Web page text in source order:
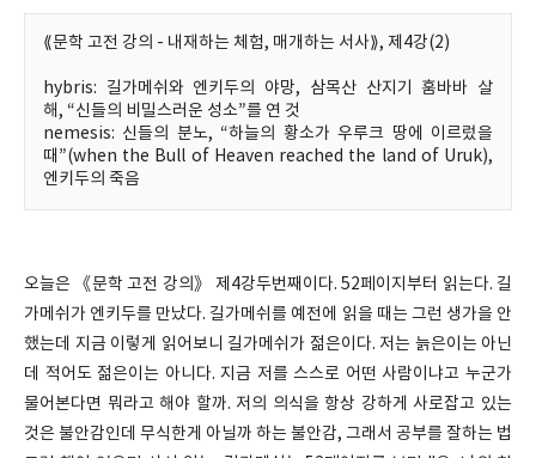
⟪문학 고전 강의 - 내재하는 체험, 매개하는 서사⟫, 제4강(2)
hybris: 길가메쉬와 엔키두의 야망, 삼목산 산지기 훔바바 살
해, “신들의 비밀스러운 성소”를 연 것
nemesis: 신들의 분노, “하늘의 황소가 우루크 땅에 이르렀을
때”(when the Bull of Heaven reached the land of Uruk),
엔키두의 죽음
오늘은 《문학 고전 강의》 제4강두번째이다. 52페이지부터 읽는다. 길
가메쉬가 엔키두를 만났다. 길가메쉬를 예전에 읽을 때는 그런 생가을 안
했는데 지금 이렇게 읽어보니 길가메쉬가 젊은이다. 저는 늙은이는 아닌
데 적어도 젊은이는 아니다. 지금 저를 스스로 어떤 사람이냐고 누군가
물어본다면 뭐라고 해야 할까. 저의 의식을 항상 강하게 사로잡고 있는
것은 불안감인데 무식한게 아닐까 하는 불안감, 그래서 공부를 잘하는 법